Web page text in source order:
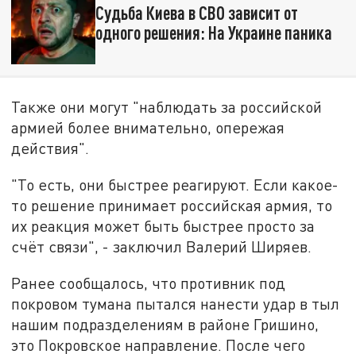
Судьба Киева в СВО зависит от
одного решения: На Украине паника
Также они могут "наблюдать за российской
армией более внимательно, опережая
действия".
"То есть, они быстрее реагируют. Если какое-
то решение принимает российская армия, то
их реакция может быть быстрее просто за
счёт связи", - заключил Валерий Ширяев.
Ранее сообщалось, что противник под
покровом тумана пытался нанести удар в тыл
нашим подразделениям в районе Гришино,
это Покровское направление. После чего